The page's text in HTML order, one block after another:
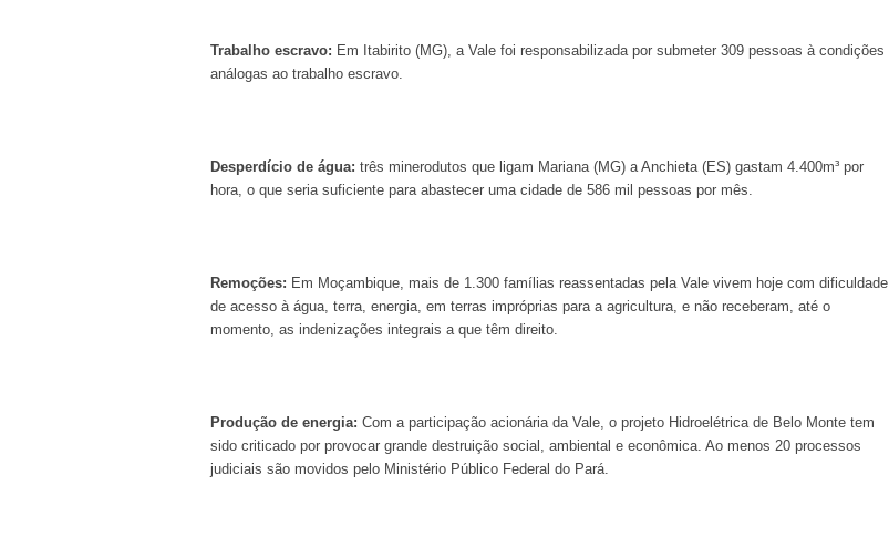
Trabalho escravo: Em Itabirito (MG), a Vale foi responsabilizada por submeter 309 pessoas à condições
análogas ao trabalho escravo.
Desperdício de água: três minerodutos que ligam Mariana (MG) a Anchieta (ES) gastam 4.400m³ por
hora, o que seria suficiente para abastecer uma cidade de 586 mil pessoas por mês.
Remoções: Em Moçambique, mais de 1.300 famílias reassentadas pela Vale vivem hoje com dificuldade
de acesso à água, terra, energia, em terras impróprias para a agricultura, e não receberam, até o
momento, as indenizações integrais a que têm direito.
Produção de energia: Com a participação acionária da Vale, o projeto Hidroelétrica de Belo Monte tem
sido criticado por provocar grande destruição social, ambiental e econômica. Ao menos 20 processos
judiciais são movidos pelo Ministério Público Federal do Pará.